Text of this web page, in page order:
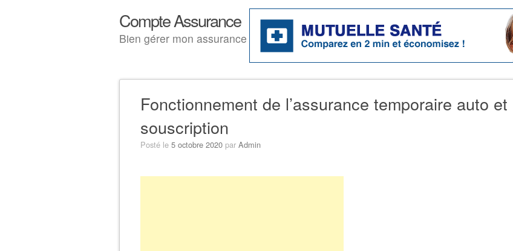
Compte Assurance
Bien gérer mon assurance
Menu principal
Fonctionnement de l’assurance temporaire auto et
souscription
Posté le 5 octobre 2020 par Admin